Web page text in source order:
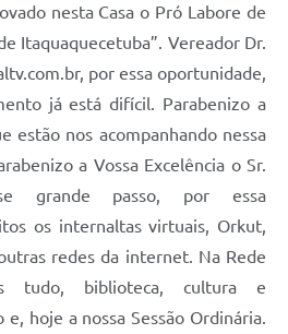
nesta Casa o Pró Labore de
Itaquaquecetuba”. Vereador Dr.
por essa oportunidade,
já está difícil. Parabenizo a
estão nos acompanhando nessa
a Vossa Excelência o Sr.
grande passo, por essa
os internaltas virtuais, Orkut,
redes da internet. Na Rede
tudo, biblioteca, cultura e
hoje a nossa Sessão Ordinária.